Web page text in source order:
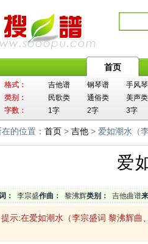
首页
格式： 吉他谱 钢琴谱 手风琴
类别：
民歌类 通俗类 美声类
字数：
1字 2字 3字
的位置： 首页 > 吉他 > 爱如潮水（
爱
： 李宗盛作曲： 黎沸辉类别： 吉他曲谱
提示:在爱如潮水（李宗盛词 黎沸辉曲